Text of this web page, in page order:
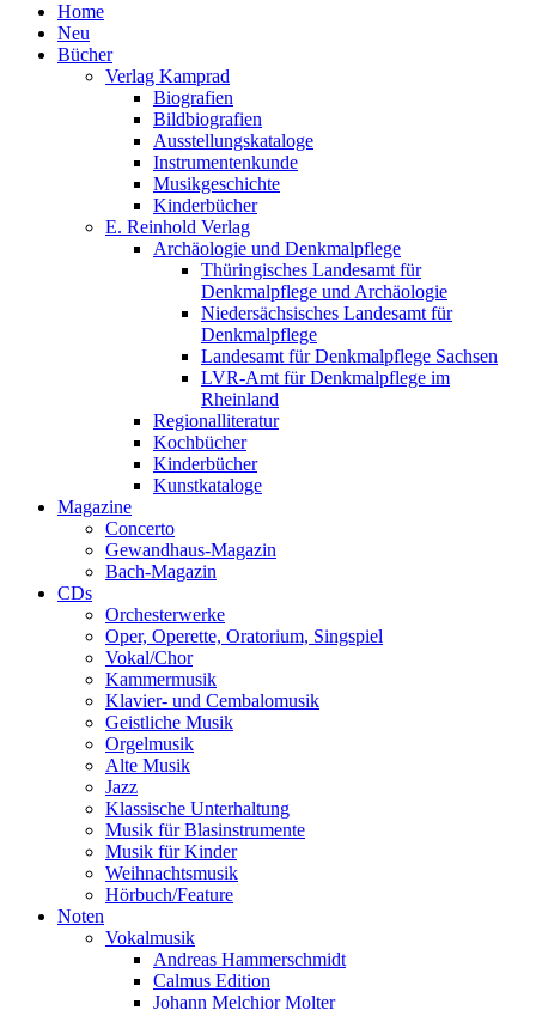
Home
Neu
Bücher
Verlag Kamprad
Biografien
Bildbiografien
Ausstellungskataloge
Instrumentenkunde
Musikgeschichte
Kinderbücher
E. Reinhold Verlag
Archäologie und Denkmalpflege
Thüringisches Landesamt für
Denkmalpflege und Archäologie
Niedersächsisches Landesamt für
Denkmalpflege
Landesamt für Denkmalpflege Sachsen
LVR-Amt für Denkmalpflege im
Rheinland
Regionalliteratur
Kochbücher
Kinderbücher
Kunstkataloge
Magazine
Concerto
Gewandhaus-Magazin
Bach-Magazin
CDs
Orchesterwerke
Oper, Operette, Oratorium, Singspiel
Vokal/Chor
Kammermusik
Klavier- und Cembalomusik
Geistliche Musik
Orgelmusik
Alte Musik
Jazz
Klassische Unterhaltung
Musik für Blasinstrumente
Musik für Kinder
Weihnachtsmusik
Hörbuch/Feature
Noten
Vokalmusik
Andreas Hammerschmidt
Calmus Edition
Johann Melchior Molter